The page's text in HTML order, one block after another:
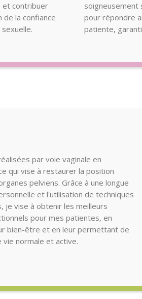
et contribuer
de la confiance
soigneusement
pour répondre
patiente,
par voie vaginale en
qui vise à restaurer la position
pelviens. Grâce à une longue
et l'utilisation de techniques
je vise à obtenir les meilleurs
pour mes patientes, en
bien-être et en leur permettant de
normale et active.